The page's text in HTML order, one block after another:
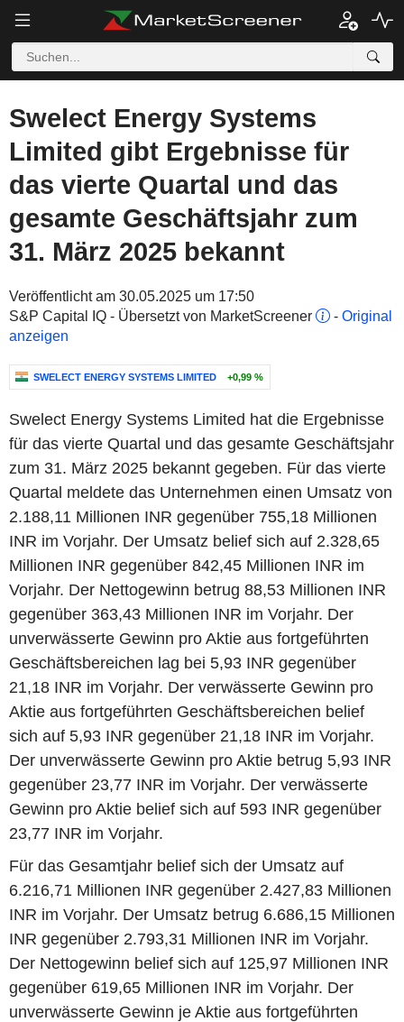
Swelect Energy Systems
Limited gibt Ergebnisse für
das vierte Quartal und das
gesamte Geschäftsjahr zum
31. März 2025 bekannt
Veröffentlicht am 30.05.2025 um 17:50
S&P Capital IQ - Übersetzt von MarketScreener
- Original
anzeigen
SWELECT ENERGY SYSTEMS LIMITED +0,99 %
Swelect Energy Systems Limited hat die Ergebnisse
für das vierte Quartal und das gesamte Geschäftsjahr
zum 31. März 2025 bekannt gegeben. Für das vierte
Quartal meldete das Unternehmen einen Umsatz von
2.188,11 Millionen INR gegenüber 755,18 Millionen
INR im Vorjahr. Der Umsatz belief sich auf 2.328,65
Millionen INR gegenüber 842,45 Millionen INR im
Vorjahr. Der Nettogewinn betrug 88,53 Millionen INR
gegenüber 363,43 Millionen INR im Vorjahr. Der
unverwässerte Gewinn pro Aktie aus fortgeführten
Geschäftsbereichen lag bei 5,93 INR gegenüber
21,18 INR im Vorjahr. Der verwässerte Gewinn pro
Aktie aus fortgeführten Geschäftsbereichen belief
sich auf 5,93 INR gegenüber 21,18 INR im Vorjahr.
Der unverwässerte Gewinn pro Aktie betrug 5,93 INR
gegenüber 23,77 INR im Vorjahr. Der verwässerte
Gewinn pro Aktie belief sich auf 593 INR gegenüber
23,77 INR im Vorjahr.
Für das Gesamtjahr belief sich der Umsatz auf
6.216,71 Millionen INR gegenüber 2.427,83 Millionen
INR im Vorjahr. Der Umsatz betrug 6.686,15 Millionen
INR gegenüber 2.793,31 Millionen INR im Vorjahr.
Der Nettogewinn belief sich auf 125,97 Millionen INR
gegenüber 619,65 Millionen INR im Vorjahr. Der
unverwässerte Gewinn je Aktie aus fortgeführten